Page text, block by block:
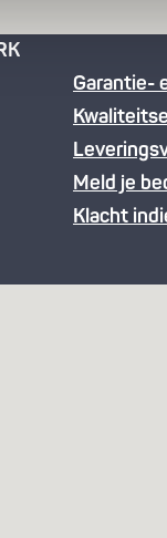
Garantie-
Meld je
Klacht